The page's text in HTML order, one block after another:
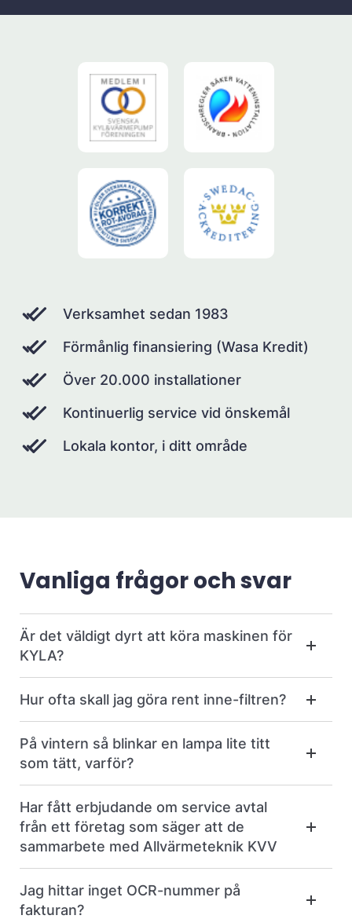
Verksamhet sedan 1983
Förmånlig finansiering (Wasa Kredit)
Över 20.000 installationer
Kontinuerlig service vid önskemål
Lokala kontor, i ditt område
Vanliga frågor och svar
Är det väldigt dyrt att köra maskinen för
KYLA?
Hur ofta skall jag göra rent inne-filtren?
På vintern så blinkar en lampa lite titt
som tätt, varför?
Har fått erbjudande om service avtal
från ett företag som säger att de
sammarbete med Allvärmeteknik KVV
Jag hittar inget OCR-nummer på
fakturan?